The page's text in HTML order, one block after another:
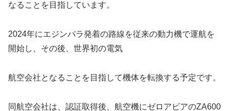
なることを目指しています。
2024年にエジンバラ発着の路線を従来の動力機で運航を
開始し、その後、世界初の電気
航空会社となることを目指して機体を転換する予定です。
同航空会社は、認証取得後、航空機にゼロアビアのZA600